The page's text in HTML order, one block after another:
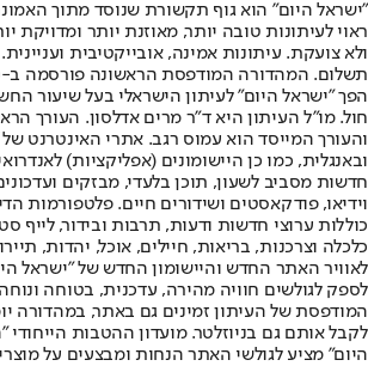
"ישראל היום" הוא גוף תקשורת שנוסד מתוך
ראוי לעיתונות טובה יותר, מאוזנת יותר ומדויקת
ולא צועקת. עיתונות אמינה, אובייקטיבית
הפך "ישראל היום" לעיתון הישראלי בעל שיעור
חול. מו"ל העיתון היא ד"ר מרים אדלסון. העורך
והעורך המייסד הוא עמוס רגב. אתרי האינטרנט
חדשות מסביב לשעון, תוכן בלעדי, מבזקים
וידיאו, פודקאסטים ושידורים חיים. פלטפורמות
כוללות ערוצי חדשות ודעות, תרבות ובידור, לייף
לאוויר האתר החדש והיישומון החדש של "ישראל
לספק לגולשים חוויה מהירה, עדכנית, בטוחה
המודפסת של העיתון זמינים גם באתר, במהדורה
לקבל אותם גם בניוזלטר. מועדון ההטבות
היום" מציע לגולשי האתר הנחות ומבצעים על